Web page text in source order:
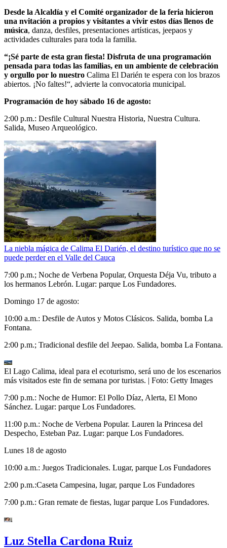
Desde la Alcaldía y el Comité organizador de la feria hicieron
una nvitación a propios y visitantes a vivir estos días llenos de
música, danza, desfiles, presentaciones artísticas, jeepaos y
actividades culturales para toda la familia.
“¡Sé parte de esta gran fiesta! Disfruta de una programación
pensada para todas las familias, en un ambiente de celebración
y orgullo por lo nuestro Calima El Darién te espera con los brazos
abiertos. ¡No faltes!“, advierte la convocatoria municipal.
Programación de hoy sábado 16 de agosto:
2:00 p.m.: Desfile Cultural Nuestra Historia, Nuestra Cultura.
Salida, Museo Arqueológico.
La niebla mágica de Calima El Darién, el destino turístico que no se
puede perder en el Valle del Cauca
7:00 p.m.; Noche de Verbena Popular, Orquesta Déja Vu, tributo a
los hermanos Lebrón. Lugar: parque Los Fundadores.
Domingo 17 de agosto:
10:00 a.m.: Desfile de Autos y Motos Clásicos. Salida, bomba La
Fontana.
2:00 p.m.; Tradicional desfile del Jeepao. Salida, bomba La Fontana.
El Lago Calima, ideal para el ecoturismo, será uno de los escenarios
más visitados este fin de semana por turistas. | Foto: Getty Images
7:00 p.m.: Noche de Humor: El Pollo Díaz, Alerta, El Mono
Sánchez. Lugar: parque Los Fundadores.
11:00 p.m.: Noche de Verbena Popular. Lauren la Princesa del
Despecho, Esteban Paz. Lugar: parque Los Fundadores.
Lunes 18 de agosto
10:00 a.m.: Juegos Tradicionales. Lugar, parque Los Fundadores
2:00 p.m.:Caseta Campesina, lugar, parque Los Fundadores
7:00 p.m.: Gran remate de fiestas, lugar parque Los Fundadores.
Luz Stella Cardona Ruiz